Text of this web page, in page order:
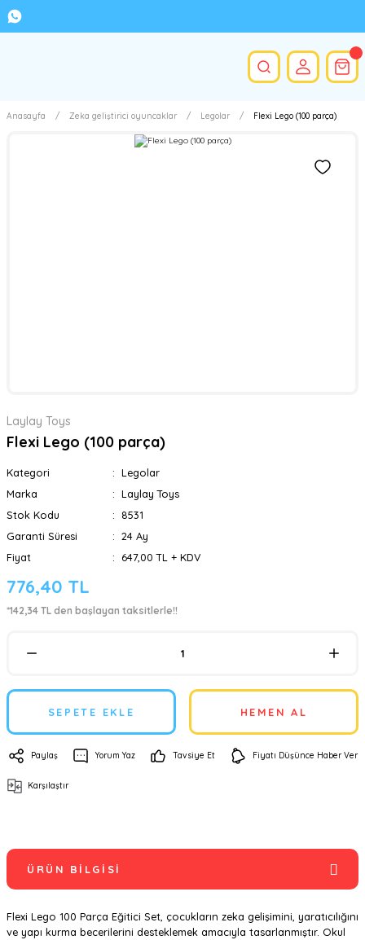
Anasayfa Zeka geliştirici oyuncaklar Legolar Flexi Lego (100 parça)
Laylay Toys
Flexi Lego (100 parça)
Kategori
Legolar
Marka
Laylay Toys
Stok Kodu
8531
Garanti Süresi
24 Ay
Fiyat
647,00 TL + KDV
776,40 TL
*142,34 TL den başlayan taksitlerle!!
SEPETE EKLE HEMEN AL
Paylaş Yorum Yaz Tavsiye Et Fiyatı Düşünce Haber Ver
Karşılaştır
ÜRÜN BILGISI
Flexi Lego 100 Parça Eğitici Set, çocukların zeka gelişimini, yaratıcılığını
ve yapı kurma becerilerini desteklemek amacıyla tasarlanmıştır. Okul